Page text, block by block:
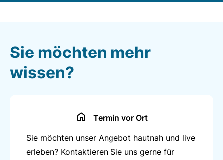
Am Ende der Arbeitserprobung erhalten die
Sie möchten mehr
wissen?
Termin vor Ort
Sie möchten unser Angebot hautnah und live
erleben? Kontaktieren Sie uns gerne für